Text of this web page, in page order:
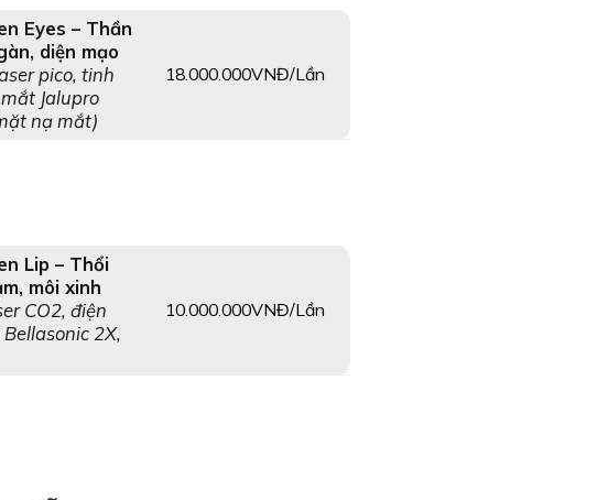
Eyes – Thần
diện mạo
pico, tinh
Jalupro
nạ mắt)
18.000.000VNĐ/Lần
Lip – Thổi
môi xinh
CO2, điện
2X,
10.000.000VNĐ/Lần